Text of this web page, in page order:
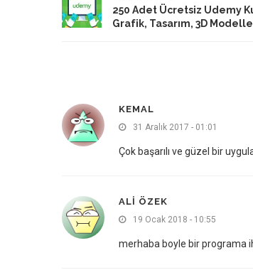
250 Adet Ücretsiz Udemy
Grafik, Tasarım, 3D
KEMAL
31 Aralık 2017 - 01:01
Çok başarılı ve güzel bir
ALI ÖZEK
19 Ocak 2018 - 10:55
merhaba boyle bir programa